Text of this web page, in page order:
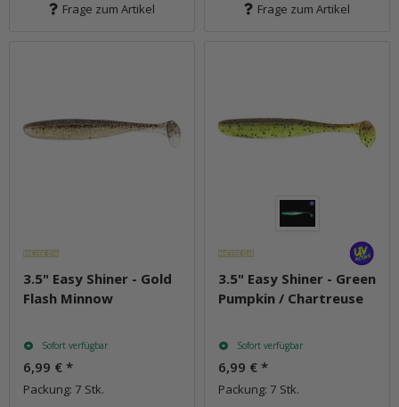
Frage zum Artikel Frage zum Artikel
3.5" Easy Shiner - Gold
Flash Minnow
Sofort verfügbar
6,99 € *
Packung: 7 Stk.
3.5" Easy Shiner - Green
Pumpkin / Chartreuse
Sofort verfügbar
6,99 € *
Packung: 7 Stk.